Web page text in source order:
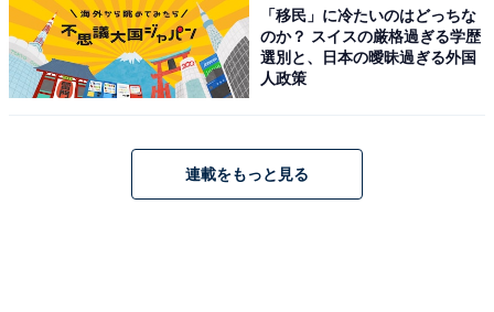
万座でお風呂を選ぶならここです
「移民」に冷たいのはどっちな
のか？ スイスの厳格過ぎる学歴
選別と、日本の曖昧過ぎる外国
人政策
連載をもっと見る